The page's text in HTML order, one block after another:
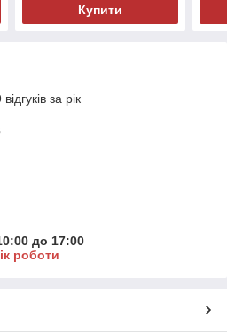
Купити
за рік
до 17:00
роботи